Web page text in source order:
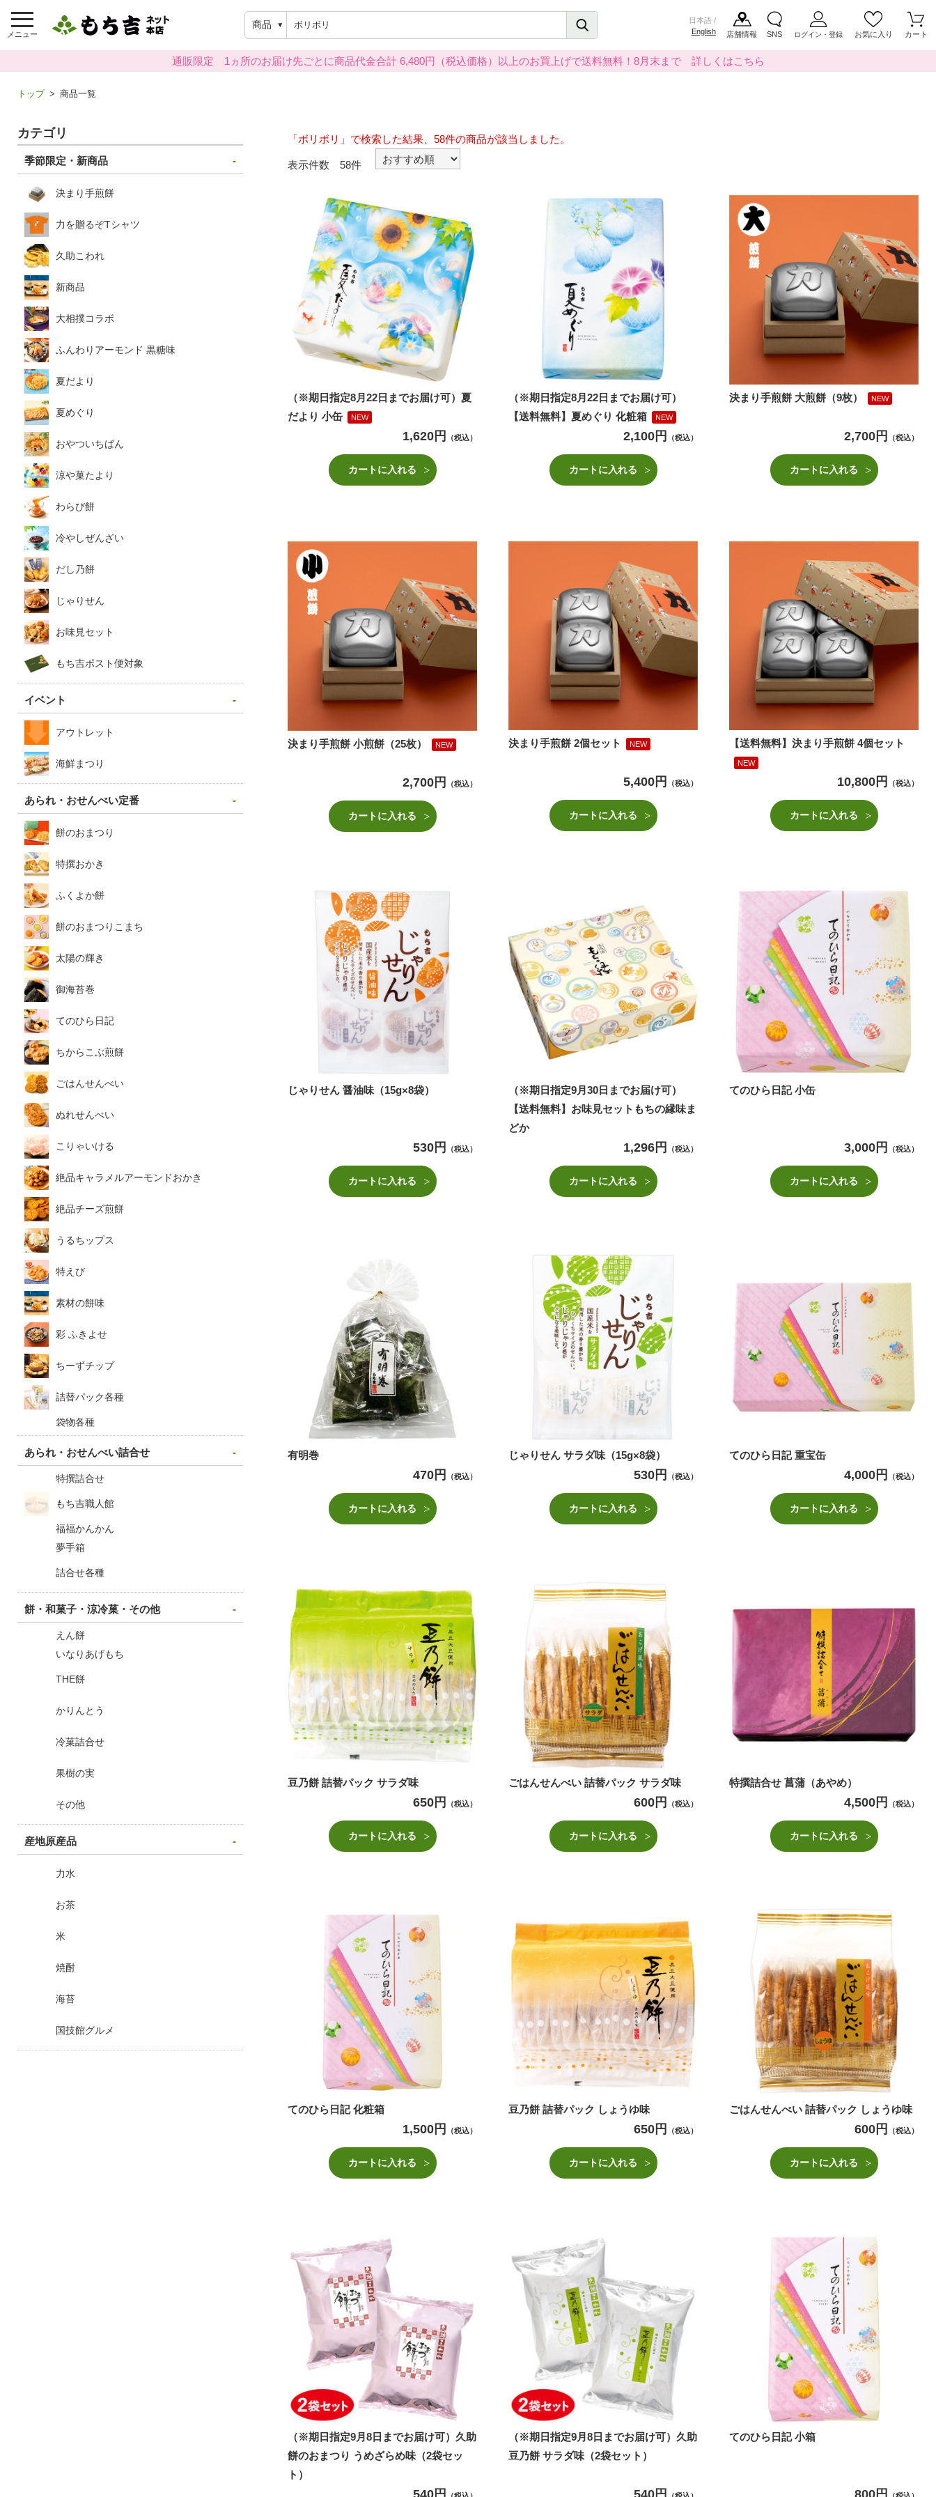
メニュー
商品
日本語 /
English
店舗情報 SNS ログイン・登録 お気に入り カート
通販限定 1ヵ所のお届け先ごとに商品代金合計 6,480円（税込価格）以上のお買上げで送料無料！8月末まで 詳しくはこちら
トップ 商品一覧
カテゴリ
季節限定・新商品
決まり手煎餅
力を贈るぞTシャツ
久助こわれ
新商品
大相撲コラボ
ふんわりアーモンド 黒糖味
夏だより
夏めぐり
おやついちばん
涼や菓たより
わらび餅
冷やしぜんざい
だし乃餅
じゃりせん
お味見セット
もち吉ポスト便対象
イベント
アウトレット
海鮮まつり
あられ・おせんべい定番
餅のおまつり
特撰おかき
ふくよか餅
餅のおまつりこまち
太陽の輝き
御海苔巻
てのひら日記
ちからこぶ煎餅
ごはんせんべい
ぬれせんべい
こりゃいける
絶品キャラメルアーモンドおかき
絶品チーズ煎餅
うるちップス
特えび
素材の餅味
彩 ふきよせ
ちーずチップ
詰替パック各種
袋物各種
あられ・おせんべい詰合せ
特撰詰合せ
もち吉職人館
夢手箱
詰合せ各種
餅・和菓子・涼冷菓・その他
かりんとう
冷菓詰合せ
その他
産地原産品
お茶
米
海苔
「ボリボリ」で検索した結果、58件の商品が該当しました。
表示件数 58件
（※期日指定8月22日までお届け可）夏
だより 小缶
NEW
1,620円 （税込）
カートに入れる
（※期日指定8月22日までお届け可）
【送料無料】夏めぐり 化粧箱
NEW
2,100円 （税込）
カートに入れる
決まり手煎餅 大煎餅（9枚） NEW
2,700円 （税込）
カートに入れる
決まり手煎餅 小煎餅（25枚） NEW
2,700円 （税込）
カートに入れる
決まり手煎餅 2個セット NEW
5,400円 （税込）
カートに入れる
【送料無料】決まり手煎餅 4個セット
NEW
10,800円 （税込）
カートに入れる
じゃりせん 醤油味（15g×8袋）
530円 （税込）
カートに入れる
（※期日指定9月30日までお届け可）
【送料無料】お味見セットもちの縁味ま
どか
1,296円 （税込）
カートに入れる
てのひら日記 小缶
3,000円 （税込）
カートに入れる
有明巻
470円 （税込）
カートに入れる
じゃりせん サラダ味（15g×8袋）
530円 （税込）
カートに入れる
てのひら日記 重宝缶
4,000円 （税込）
カートに入れる
豆乃餅 詰替パック サラダ味
650円 （税込）
カートに入れる
ごはんせんべい 詰替パック サラダ味
600円 （税込）
カートに入れる
特撰詰合せ 菖蒲（あやめ）
4,500円 （税込）
カートに入れる
てのひら日記 化粧箱
1,500円 （税込）
カートに入れる
豆乃餅 詰替パック しょうゆ味
650円 （税込）
カートに入れる
ごはんせんべい 詰替パック しょうゆ味
600円 （税込）
カートに入れる
（※期日指定9月8日までお届け可）久助
餅のおまつり うめざらめ味（2袋セッ
ト）
（※期日指定9月8日までお届け可）久助
豆乃餅 サラダ味（2袋セット）
てのひら日記 小箱